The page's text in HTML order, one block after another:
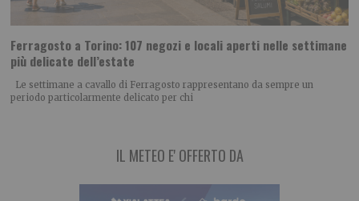
Ferragosto a Torino: 107 negozi e locali aperti nelle settimane
più delicate dell’estate
Le settimane a cavallo di Ferragosto rappresentano da sempre un
periodo particolarmente delicato per chi
IL METEO E' OFFERTO DA